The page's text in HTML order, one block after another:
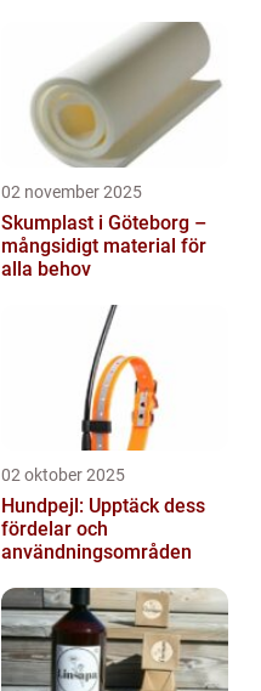
02 november 2025
Skumplast i Göteborg –
mångsidigt material för
alla behov
02 oktober 2025
Hundpejl: Upptäck dess
fördelar och
användningsområden